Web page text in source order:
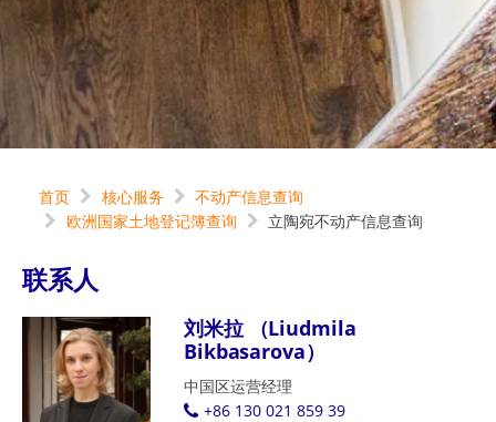
首页 核心服务
不动产信息查询
欧洲国家土地登记簿查询
立陶宛不动产信息查询
联系人
刘米拉 （Liudmila
Bikbasarova）
中国区运营经理
+86 130 021 859 39